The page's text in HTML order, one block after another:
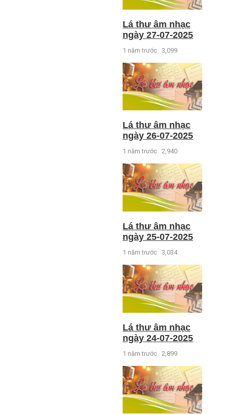
Lá thư âm nhạc
ngày 27-07-2025
1 năm trước 3,099
Lá thư âm nhạc
ngày 26-07-2025
1 năm trước 2,940
Lá thư âm nhạc
ngày 25-07-2025
1 năm trước 3,034
Lá thư âm nhạc
ngày 24-07-2025
1 năm trước 2,899